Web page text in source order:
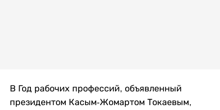
В Год рабочих профессий, объявленный
президентом Касым-Жомартом Токаевым,